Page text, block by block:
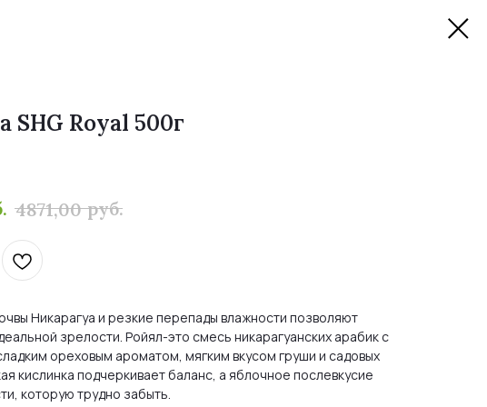
SHG Royal 500г
4871,00 руб.
Никарагуа и резкие перепады влажности позволяют
зрелости. Ройял-это смесь никарагуанских арабик с
ореховым ароматом, мягким вкусом груши и садовых
кислинка подчеркивает баланс, а яблочное послевкусие
которую трудно забыть.